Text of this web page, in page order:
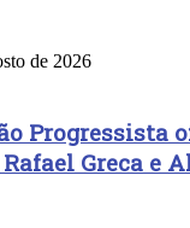
de 2026
Progressista
Greca e